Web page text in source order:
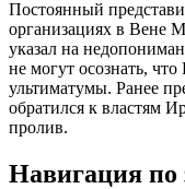
Постоянный
организациях в Вене
указал на
не могут осознать,
ультиматумы. Ранее
обратился к властям
пролив.
Навигация по